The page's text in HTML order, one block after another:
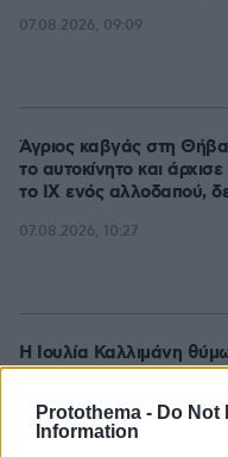
Protothema - Do Not
Information
07.08.2026, 09:09
Άγριος καβγάς στη
το αυτοκίνητο και
το ΙΧ ενός αλλοδαπού,
07.08.2026, 10:27
Η Ιουλία Καλλιμάνη
που της πέταξε
Ηγουμενίτσα: Του τα
κεφάλι και είπε «εσένα
αυτό...», δείτε βίντεο